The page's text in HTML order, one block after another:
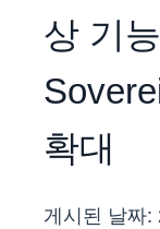
상 기
확대
게시된 날짜: